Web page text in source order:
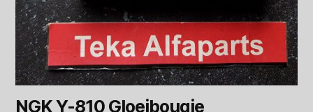
NGK Y-810 Gloeibougie